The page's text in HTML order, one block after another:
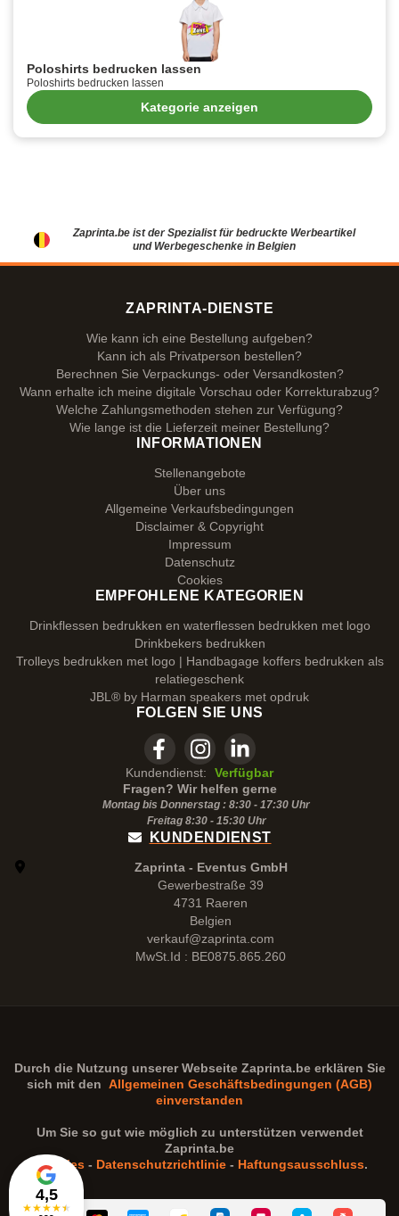
Poloshirts bedrucken lassen
Poloshirts bedrucken lassen
Kategorie anzeigen
Zaprinta.be ist der Spezialist für bedruckte Werbeartikel
und Werbegeschenke in Belgien
4,5
★★★★★
ZAPRINTA-DIENSTE
Wie kann ich eine Bestellung aufgeben?
Kann ich als Privatperson bestellen?
Berechnen Sie Verpackungs- oder Versandkosten?
Wann erhalte ich meine digitale Vorschau oder Korrekturabzug?
Welche Zahlungsmethoden stehen zur Verfügung?
Wie lange ist die Lieferzeit meiner Bestellung?
INFORMATIONEN
Stellenangebote
Über uns
Allgemeine Verkaufsbedingungen
Disclaimer & Copyright
Impressum
Datenschutz
Cookies
EMPFOHLENE KATEGORIEN
Drinkflessen bedrukken en waterflessen bedrukken met logo
Drinkbekers bedrukken
Trolleys bedrukken met logo | Handbagage koffers bedrukken als
relatiegeschenk
JBL® by Harman speakers met opdruk
FOLGEN SIE UNS
Kundendienst:
Verfügbar
Fragen? Wir helfen gerne
Montag bis Donnerstag : 8:30 - 17:30 Uhr
Freitag 8:30 - 15:30Uhr
KUNDENDIENST
Zaprinta - Eventus GmbH
Gewerbestraße 39
4731 Raeren
Belgien
verkauf@zaprinta.com
MwSt.Id : BE0875.865.260
Durch die Nutzung unserer Webseite Zaprinta.beerklären Sie
sich mit den Allgemeinen Geschäftsbedingungen (AGB)
einverstanden
Um Sie so gut wie möglich zu unterstützen verwendet
Zaprinta.be
Cookies - Datenschutzrichtlinie - Haftungsausschluss.